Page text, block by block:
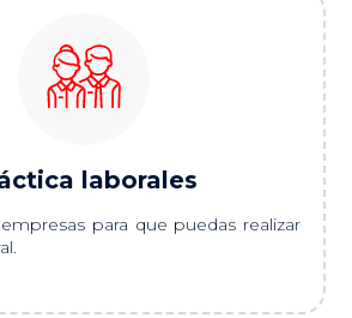
laborales
para que puedas realizar